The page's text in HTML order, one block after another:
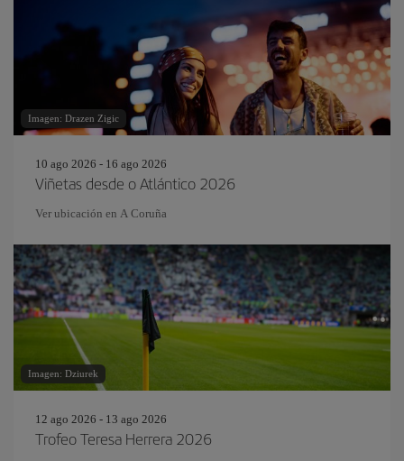
Imagen: Drazen Zigic
10 ago 2026 - 16 ago 2026
Viñetas desde o Atlántico 2026
Ver ubicación en A Coruña
Imagen: Dziurek
12 ago 2026 - 13 ago 2026
Trofeo Teresa Herrera 2026